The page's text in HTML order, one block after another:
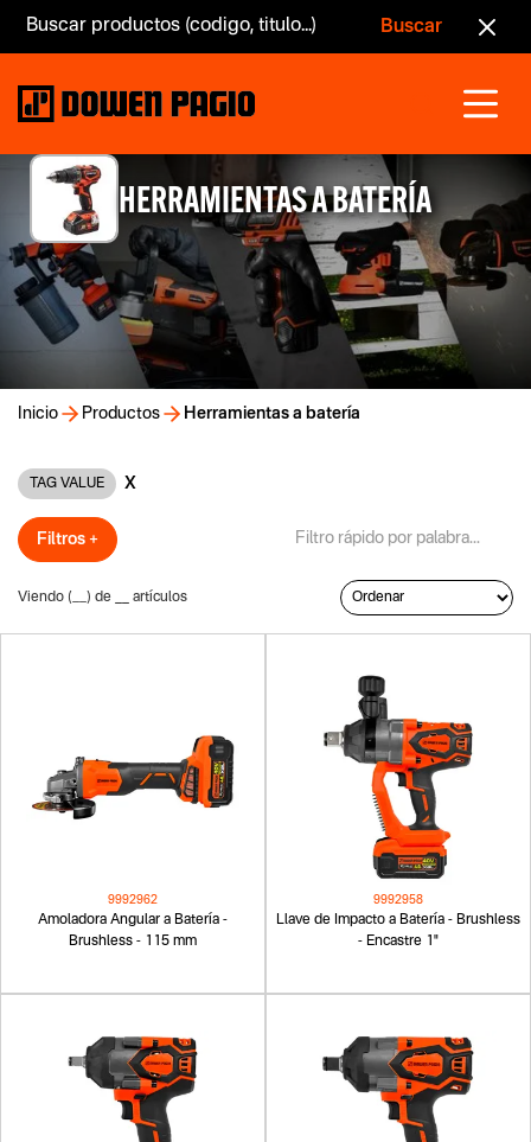
Inicio Productos Herramientas a batería
HERRAMIENTAS A BATERÍA
TAG VALUE X
Filtros +
Viendo ( ) de artículos
9992962
Amoladora Angular a Batería -
Brushless - 115 mm
9992958
Llave de Impacto a Batería - Brushless
- Encastre 1"